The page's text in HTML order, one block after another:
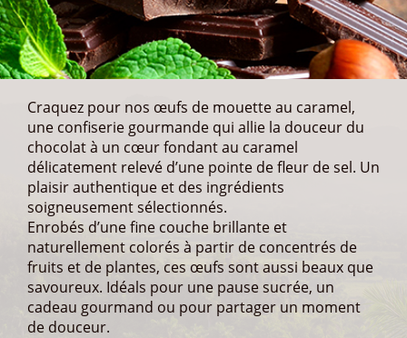
Craquez pour nos œufs de mouette au caramel,
une confiserie gourmande qui allie la douceur du
chocolat à un cœur fondant au caramel
délicatement relevé d’une pointe de fleur de sel. Un
plaisir authentique et des ingrédients
soigneusement sélectionnés.
Enrobés d’une fine couche brillante et
naturellement colorés à partir de concentrés de
fruits et de plantes, ces œufs sont aussi beaux que
savoureux. Idéals pour une pause sucrée, un
cadeau gourmand ou pour partager un moment
de douceur.